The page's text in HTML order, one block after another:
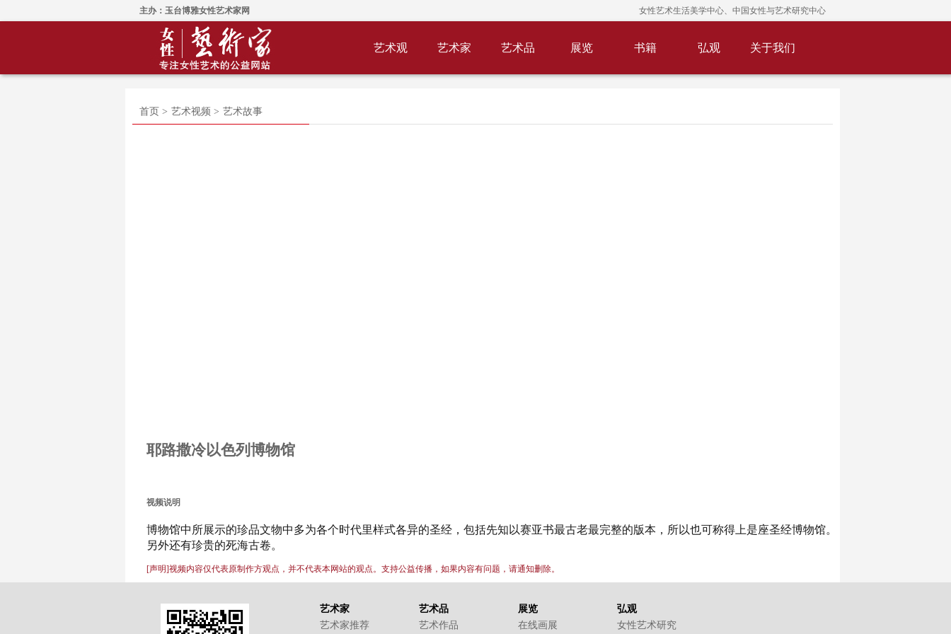
主办：玉台博雅女性艺术家网 女性艺术生活美学中心、中国女性与艺术研究中心
艺术观 艺术家 艺术品 展览 书籍 弘观 关于我们
首页 > 艺术视频 > 艺术故事
耶路撒冷以色列博物馆
视频说明
博物馆中所展示的珍品文物中多为各个时代里样式各异的圣经，包括先知以赛亚书最古老最完整的版本，所以也可称得上是座圣经博物馆。
另外还有珍贵的死海古卷。
[声明]视频内容仅代表原制作方观点，并不代表本网站的观点。支持公益传播，如果内容有问题，请通知删除。
艺术家
艺术家推荐
艺术品
艺术作品
展览
在线画展
弘观
女性艺术研究